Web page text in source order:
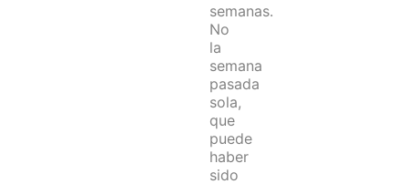
semanas.
No
la
semana
pasada
sola,
que
puede
haber
sido